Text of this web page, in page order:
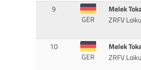
9
GER
Melek
ZRFV
10
GER
Melek
ZRFV